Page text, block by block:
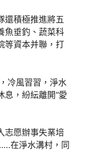
還積極推進將五
魚垂釣、蔬菜科
等資本并聯，打
冷風習習，淨水
息，紛紜離開“愛
志愿辦事失業培
在淨水溝村，同